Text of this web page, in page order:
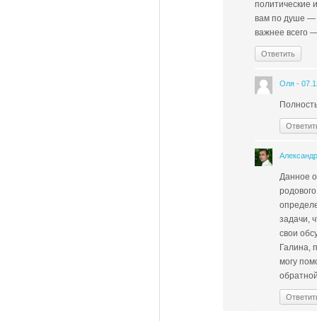
политические
вам по душе —
важнее всего
Ответить
Оля -
Данное
задачи,
свои
Галина,
могу